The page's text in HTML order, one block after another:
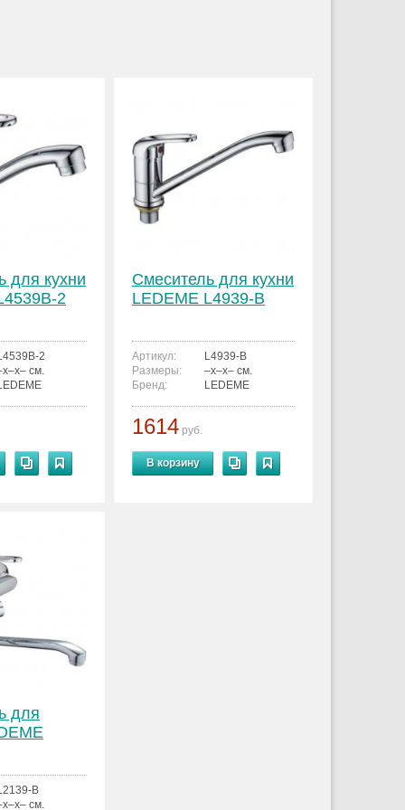
для кухни
2
2
см.
Смеситель для кухни
LEDEME L4939-B
Артикул:
L4939-B
Размеры:
–x–x– см.
Бренд:
LEDEME
1614 руб.
В корзину
для
B
см.